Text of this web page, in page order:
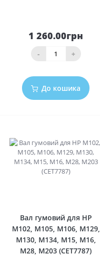
1 260.00грн
- +
До кошика
Вал гумовий для HP
M102, M105, M106, M129,
M130, M134, M15, M16,
M28, M203 (CET7787)